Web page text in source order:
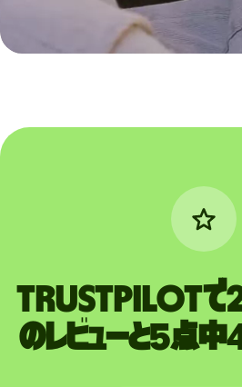
Trustpilotで
のレビューと5点